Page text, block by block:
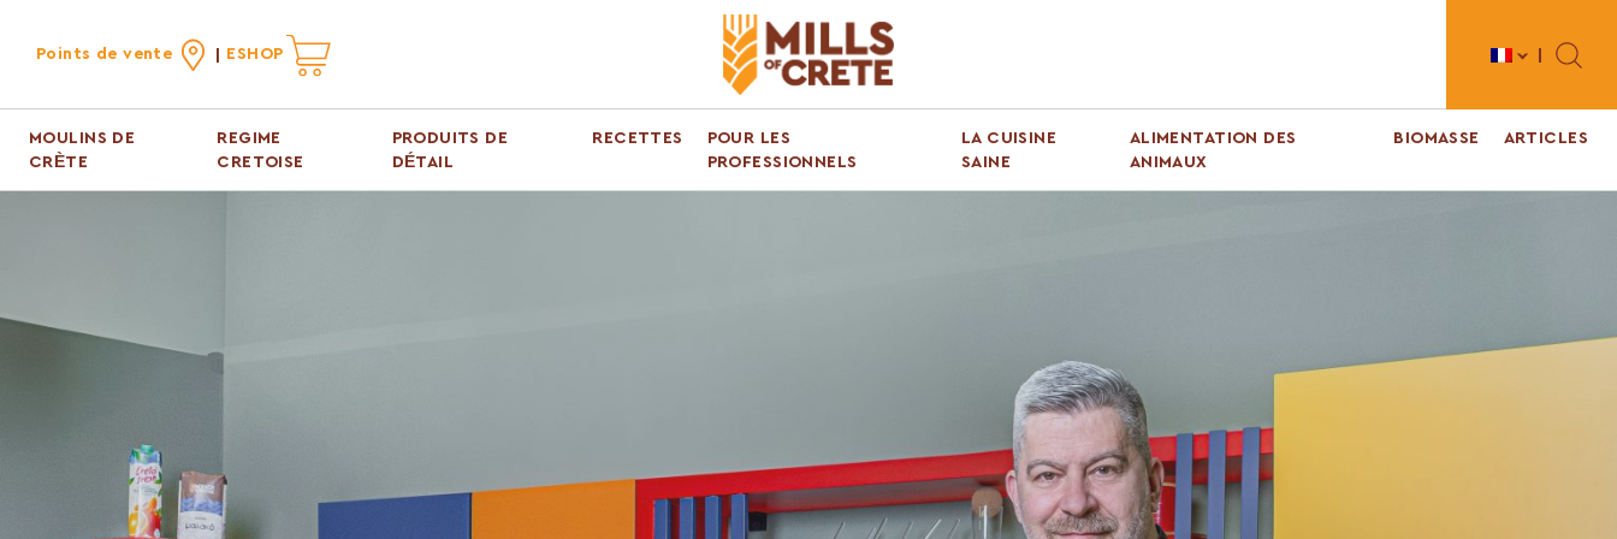
Points de vente ESHOP Toggle
MOULINS DE
CRÈTE
REGIME
CRETOISE
PRODUITS DE
DÉTAIL
RECETTES
POUR LES
PROFESSIONNELS
LA CUISINE
SAINE
ALIMENTATION DES
ANIMAUX
BIOMASSE ARTICLES